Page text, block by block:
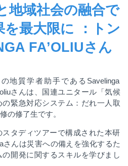
地域社会の融合で
を最大限に ：トン
FA’OLIUさん
地質学者助手である Savelinga
さんは、国連ユニタール 「気候
緊急対応システム：だれ一人取
の修了生です。
タディツアーで構成された本研
さんは災害への備えを強化するた
開発に関するスキルを学びまし